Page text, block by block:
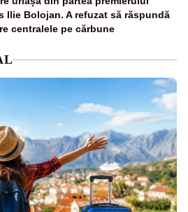
Ilie Bolojan. A refuzat să răspundă
centralele pe cărbune